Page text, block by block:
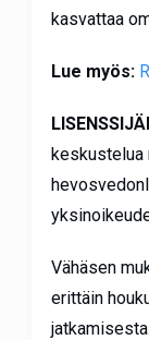
kasvattaa
Lue myös:
Vähäsen
erittäin